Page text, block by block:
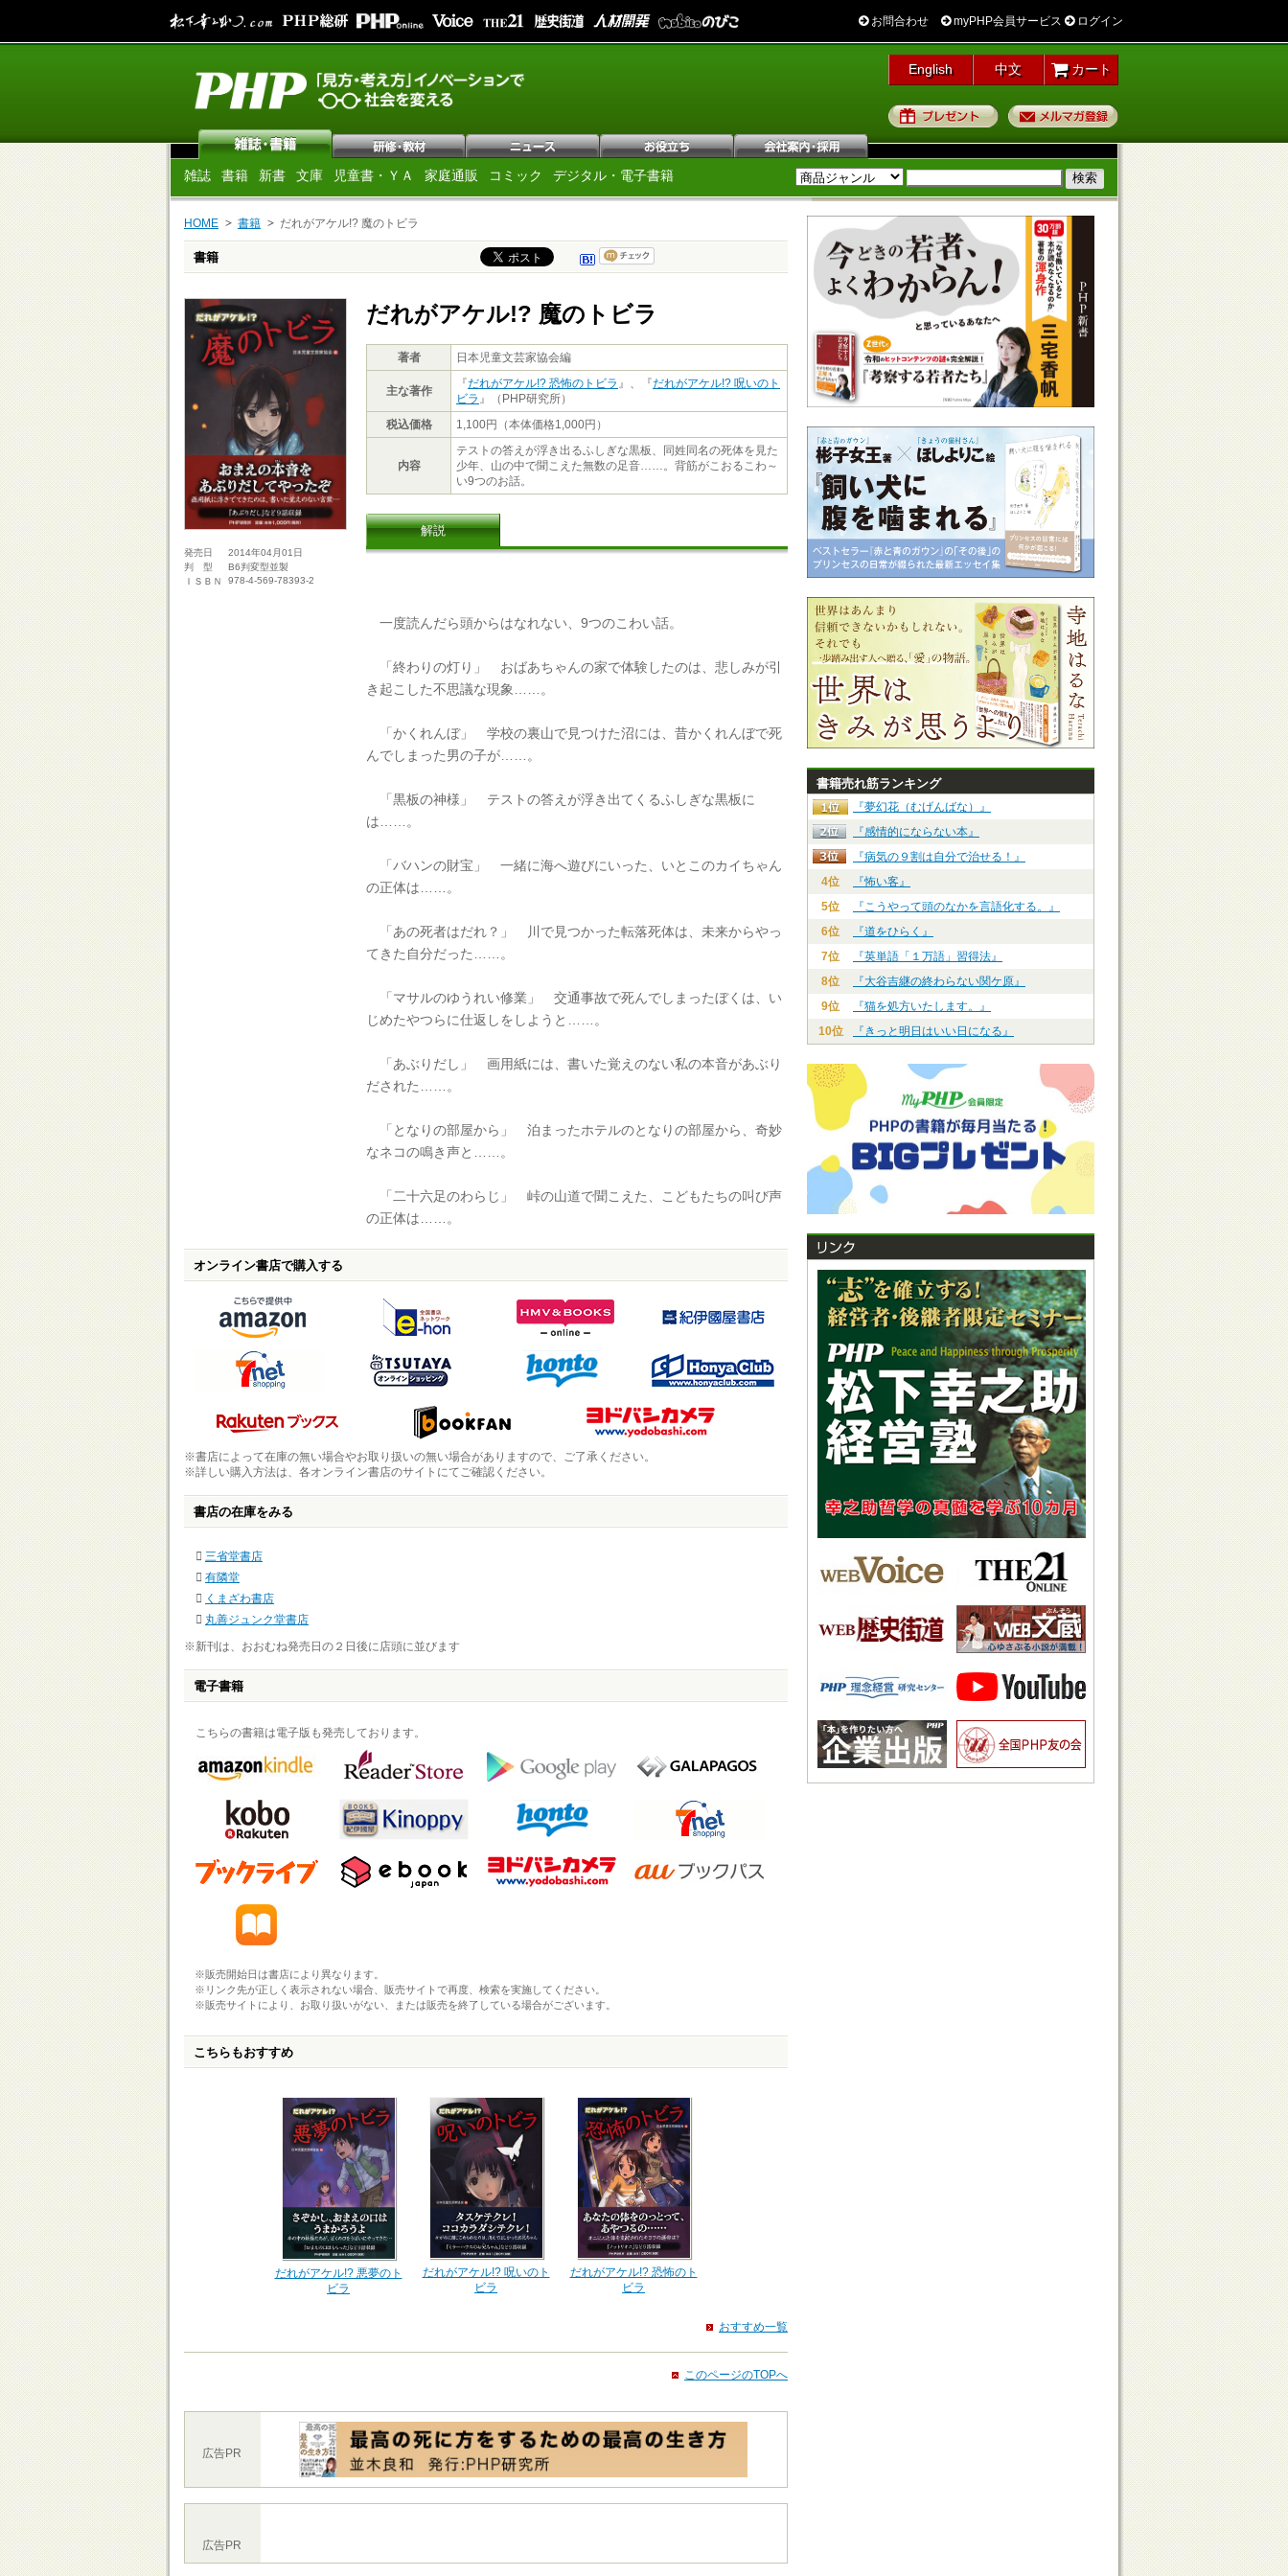
お問合わせ myPHP会員サービス ログイン
English 中文 カート
プレゼント
雑誌 書籍 新書 文庫 児童書・ＹＡ 家庭通販 コミック デジタル・電子書籍
HOME 書籍 だれがアケル!? 魔のトビラ
書籍
発売日
2014年04月01日
判 型
B6判変型並製
ＩＳＢＮ
978-4-569-78393-2
だれがアケル!? 魔のトビラ
著者 日本児童文芸家協会編
主な著作
『だれがアケル!? 恐怖のトビラ 』、『だれがアケル!? 呪いのト
ビラ 』（PHP研究所）
税込価格
1,100円（本体価格1,000円）
内容
テストの答えが浮き出るふしぎな黒板、同姓同名の死体を見た
少年、山の中で聞こえた無数の足音……。背筋がこおるこわ～
い9つのお話。
解説
一度読んだら頭からはなれない、9つのこわい話。
「終わりの灯り」 おばあちゃんの家で体験したのは、悲しみが引
き起こした不思議な現象……。
「かくれんぼ」 学校の裏山で見つけた沼には、昔かくれんぼで死
んでしまった男の子が……。
「黒板の神様」 テストの答えが浮き出てくるふしぎな黒板に
は……。
「バハンの財宝」 一緒に海へ遊びにいった、いとこのカイちゃん
の正体は……。
「あの死者はだれ？」 川で見つかった転落死体は、未来からやっ
てきた自分だった……。
「マサルのゆうれい修業」 交通事故で死んでしまったぼくは、い
じめたやつらに仕返しをしようと……。
「あぶりだし」 画用紙には、書いた覚えのない私の本音があぶり
だされた……。
「となりの部屋から」 泊まったホテルのとなりの部屋から、奇妙
なネコの鳴き声と……。
「二十六足のわらじ」 峠の山道で聞こえた、こどもたちの叫び声
の正体は……。
オンライン書店で購入する
※書店によって在庫の無い場合やお取り扱いの無い場合がありますので、ご了承ください。
※詳しい購入方法は、各オンライン書店のサイトにてご確認ください。
書店の在庫をみる
三省堂書店
有隣堂
くまざわ書店
丸善ジュンク堂書店
※新刊は、おおむね発売日の２日後に店頭に並びます
電子書籍
こちらの書籍は電子版も発売しております。
※販売開始日は書店により異なります。
※リンク先が正しく表示されない場合、販売サイトで再度、検索を実施してください。
※販売サイトにより、お取り扱いがない、または販売を終了している場合がございます。
こちらもおすすめ
だれがアケル!? 悪夢のト
ビラ
だれがアケル!? 呪いのト
ビラ
だれがアケル!? 恐怖のト
ビラ
おすすめ一覧
このページのTOPへ
広告PR
広告PR
書籍売れ筋ランキング
『夢幻花（むげんばな）』
『感情的にならない本』
『病気の９割は自分で治せる！』
4位
『怖い客』
5位
『こうやって頭のなかを言語化する。』
6位
『道をひらく』
7位
『英単語「１万語」習得法』
8位
『大谷吉継の終わらない関ケ原』
9位
『猫を処方いたします。』
10位
『きっと明日はいい日になる』